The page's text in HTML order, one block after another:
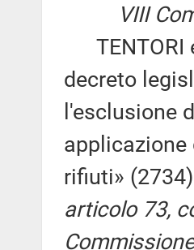
VIII
TENTORI
decreto
l'esclusione
rifiuti»
articolo 73,